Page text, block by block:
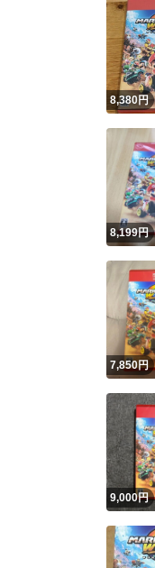
8,380円
8,199円
7,850円
9,000円